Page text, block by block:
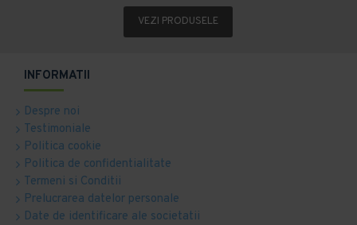
VEZI PRODUSELE
INFORMATII
Despre noi
Testimoniale
Politica cookie
Politica de confidentialitate
Termeni si Conditii
Prelucrarea datelor personale
Date de identificare ale societatii